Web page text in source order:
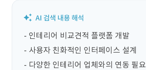
- 인테리어 비교견적 플랫폼 개발
- 사용자 친화적인 인터페이스 설계
- 다양한 인테리어 업체와의 연동 필요